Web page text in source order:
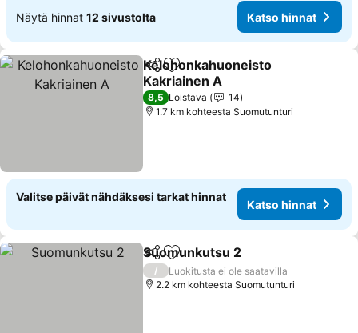
Näytä hinnat 12 sivustolta Katso hinnat
Jaa Lisää suosikkeihin
Kelohonkahuoneisto
Kakriainen A
8,5 Loistava
14
1.7 km kohteesta Suomutunturi
Valitse päivät nähdäksesi tarkat hinnat
Katso hinnat
Jaa Lisää suosikkeihin
Suomunkutsu 2
/
Luokitusta ei ole saatavilla
2.2 km kohteesta Suomutunturi